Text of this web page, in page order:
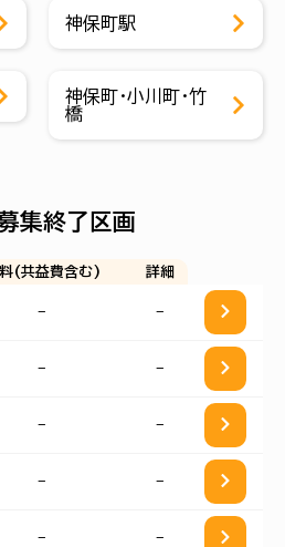
神保町駅
神保町・小川町・竹
橋
集終了区画
(共益費含む) 詳細
− −
− −
− −
− −
− −